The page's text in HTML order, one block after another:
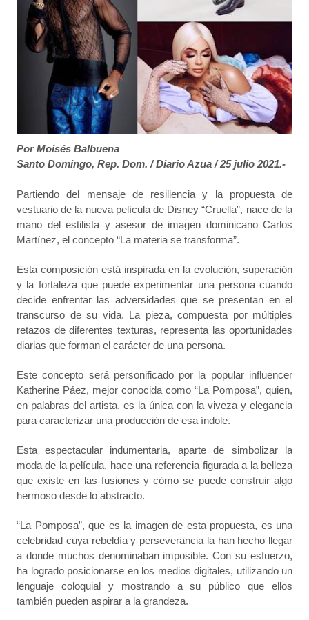
Por Moisés Balbuena
Santo Domingo, Rep. Dom. / Diario Azua / 25 julio 2021.-
Partiendo del mensaje de resiliencia y la propuesta de
vestuario de la nueva película de Disney “Cruella”, nace de la
mano del estilista y asesor de imagen dominicano Carlos
Martínez, el concepto “La materia se transforma”.
Esta composición está inspirada en la evolución, superación
y la fortaleza que puede experimentar una persona cuando
decide enfrentar las adversidades que se presentan en el
transcurso de su vida. La pieza, compuesta por múltiples
retazos de diferentes texturas, representa las oportunidades
diarias que forman el carácter de una persona.
Este concepto será personificado por la popular influencer
Katherine Páez, mejor conocida como “La Pomposa”, quien,
en palabras del artista, es la única con la viveza y elegancia
para caracterizar una producción de esa índole.
Esta espectacular indumentaria, aparte de simbolizar la
moda de la película, hace una referencia figurada a la belleza
que existe en las fusiones y cómo se puede construir algo
hermoso desde lo abstracto.
“La Pomposa”, que es la imagen de esta propuesta, es una
celebridad cuya rebeldía y perseverancia la han hecho llegar
a donde muchos denominaban imposible. Con su esfuerzo,
ha logrado posicionarse en los medios digitales, utilizando un
lenguaje coloquial y mostrando a su público que ellos
también pueden aspirar a la grandeza.